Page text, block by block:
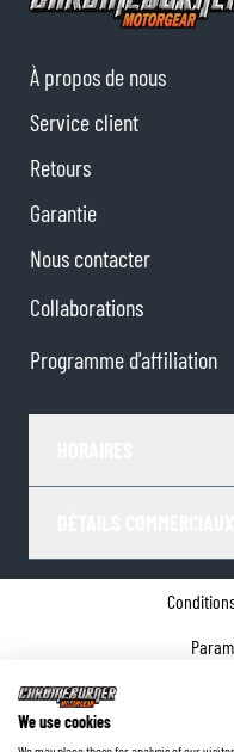
À propos de nous
Service client
Retours
Garantie
Nous contacter
Collaborations
Programme d'affiliation
We use cookies